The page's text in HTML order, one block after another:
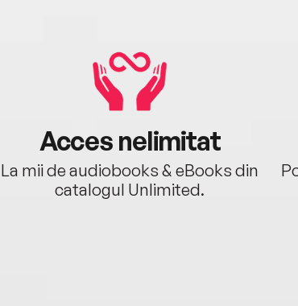
Acces nelimitat
La mii de audiobooks & eBooks din
catalogul Unlimited.